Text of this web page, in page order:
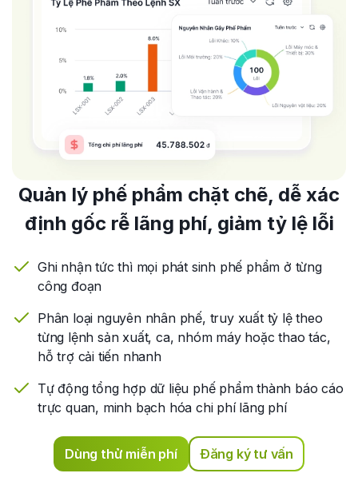
Quản lý phế phẩm chặt chẽ, dễ xác
định gốc rễ lãng phí, giảm tỷ lệ lỗi
Ghi nhận tức thì mọi phát sinh phế phẩm ở từng
công đoạn
Phân loại nguyên nhân phế, truy xuất tỷ lệ theo
từng lệnh sản xuất, ca, nhóm máy hoặc thao tác,
hỗ trợ cải tiến nhanh
Tự động tổng hợp dữ liệu phế phẩm thành báo cáo
trực quan, minh bạch hóa chi phí lãng phí
Dùng thử miễn phí Đăng ký tư vấn